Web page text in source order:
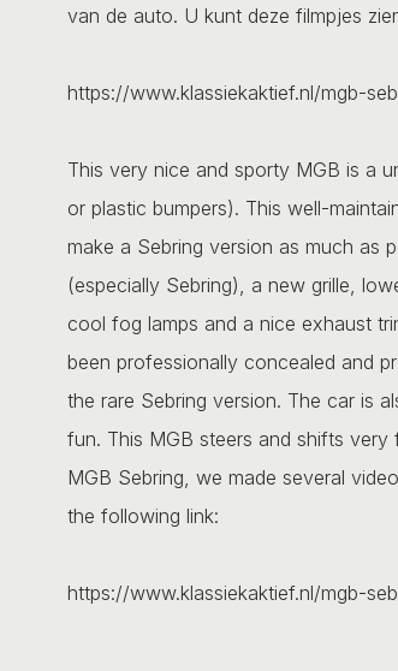
van de auto. U kunt deze filmpjes
https://www.klassiekaktief.nl/mgb-
This very nice and sporty MGB is a
or plastic bumpers). This well-
make a Sebring version as much as
(especially Sebring), a new grille,
cool fog lamps and a nice exhaust
been professionally concealed and
the rare Sebring version. The car is
fun. This MGB steers and shifts
MGB Sebring, we made several
the following link:
https://www.klassiekaktief.nl/mgb-